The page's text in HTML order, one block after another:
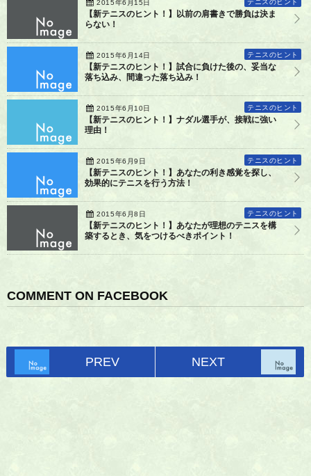
2015年6月15日
【新テニスのヒント！】以前の肩書きで勝負は決ま
らない！
2015年6月14日 テニスのヒント
【新テニスのヒント！】試合に負けた後の、妥当な
落ち込み、間違った落ち込み！
2015年6月10日 テニスのヒント
【新テニスのヒント！】ナダル選手が、接戦に強い
理由！
2015年6月9日 テニスのヒント
【新テニスのヒント！】あなたの利き感覚を探し、
効果的にテニスを行う方法！
2015年6月8日 テニスのヒント
【新テニスのヒント！】あなたが理想のテニスを構
築するとき、気をつけるべきポイント！
COMMENT ON FACEBOOK
PREV NEXT